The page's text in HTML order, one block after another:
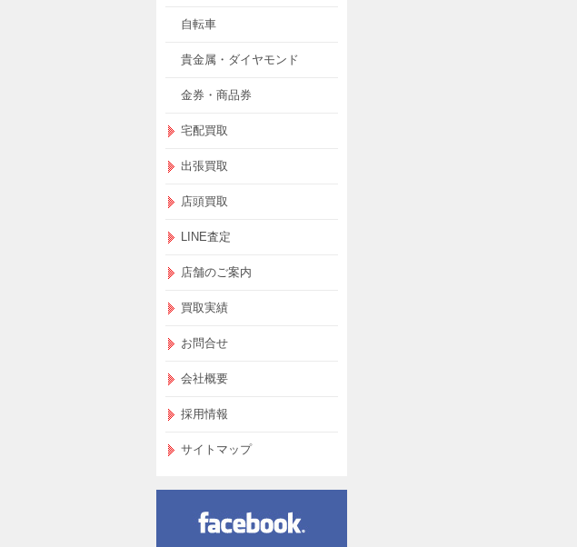
自転車
貴金属・ダイヤモンド
金券・商品券
宅配買取
出張買取
店頭買取
LINE査定
店舗のご案内
買取実績
お問合せ
会社概要
採用情報
サイトマップ